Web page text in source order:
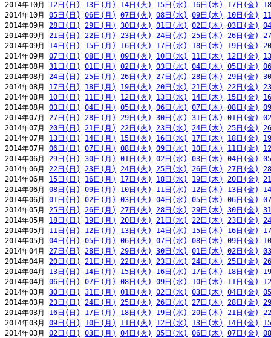
2014年10月 12日(日) 13日(月) 14日(火) 15日(水) 16日(木) 17日(金)
2014年10月 05日(日) 06日(月) 07日(火) 08日(水) 09日(木) 10日(金)
2014年09月 28日(日) 29日(月) 30日(火) 01日(水) 02日(木) 03日(金)
2014年09月 21日(日) 22日(月) 23日(火) 24日(水) 25日(木) 26日(金)
2014年09月 14日(日) 15日(月) 16日(火) 17日(水) 18日(木) 19日(金)
2014年09月 07日(日) 08日(月) 09日(火) 10日(水) 11日(木) 12日(金)
2014年08月 31日(日) 01日(月) 02日(火) 03日(水) 04日(木) 05日(金)
2014年08月 24日(日) 25日(月) 26日(火) 27日(水) 28日(木) 29日(金)
2014年08月 17日(日) 18日(月) 19日(火) 20日(水) 21日(木) 22日(金)
2014年08月 10日(日) 11日(月) 12日(火) 13日(水) 14日(木) 15日(金)
2014年08月 03日(日) 04日(月) 05日(火) 06日(水) 07日(木) 08日(金)
2014年07月 27日(日) 28日(月) 29日(火) 30日(水) 31日(木) 01日(金)
2014年07月 20日(日) 21日(月) 22日(火) 23日(水) 24日(木) 25日(金)
2014年07月 13日(日) 14日(月) 15日(火) 16日(水) 17日(木) 18日(金)
2014年07月 06日(日) 07日(月) 08日(火) 09日(水) 10日(木) 11日(金)
2014年06月 29日(日) 30日(月) 01日(火) 02日(水) 03日(木) 04日(金)
2014年06月 22日(日) 23日(月) 24日(火) 25日(水) 26日(木) 27日(金)
2014年06月 15日(日) 16日(月) 17日(火) 18日(水) 19日(木) 20日(金)
2014年06月 08日(日) 09日(月) 10日(火) 11日(水) 12日(木) 13日(金)
2014年06月 01日(日) 02日(月) 03日(火) 04日(水) 05日(木) 06日(金)
2014年05月 25日(日) 26日(月) 27日(火) 28日(水) 29日(木) 30日(金)
2014年05月 18日(日) 19日(月) 20日(火) 21日(水) 22日(木) 23日(金)
2014年05月 11日(日) 12日(月) 13日(火) 14日(水) 15日(木) 16日(金)
2014年05月 04日(日) 05日(月) 06日(火) 07日(水) 08日(木) 09日(金)
2014年04月 27日(日) 28日(月) 29日(火) 30日(水) 01日(木) 02日(金)
2014年04月 20日(日) 21日(月) 22日(火) 23日(水) 24日(木) 25日(金)
2014年04月 13日(日) 14日(月) 15日(火) 16日(水) 17日(木) 18日(金)
2014年04月 06日(日) 07日(月) 08日(火) 09日(水) 10日(木) 11日(金)
2014年03月 30日(日) 31日(月) 01日(火) 02日(水) 03日(木) 04日(金)
2014年03月 23日(日) 24日(月) 25日(火) 26日(水) 27日(木) 28日(金)
2014年03月 16日(日) 17日(月) 18日(火) 19日(水) 20日(木) 21日(金)
2014年03月 09日(日) 10日(月) 11日(火) 12日(水) 13日(木) 14日(金)
2014年03月 02日(日) 03日(月) 04日(火) 05日(水) 06日(木) 07日(金)